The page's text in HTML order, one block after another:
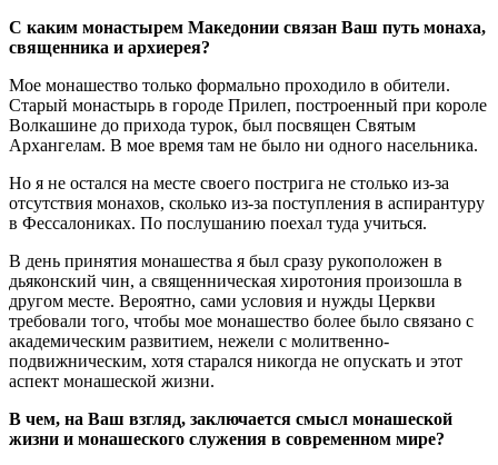
С каким монастырем Македонии связан Ваш путь монаха,
священника и архиерея?
Мое монашество только формально проходило в обители.
Старый монастырь в городе Прилеп, построенный при короле
Волкашине до прихода турок, был посвящен Святым
Архангелам. В мое время там не было ни одного насельника.
Но я не остался на месте своего пострига не столько из-за
отсутствия монахов, сколько из-за поступления в аспирантуру
в Фессалониках. По послушанию поехал туда учиться.
В день принятия монашества я был сразу рукоположен в
дьяконский чин, а священническая хиротония произошла в
другом месте. Вероятно, сами условия и нужды Церкви
требовали того, чтобы мое монашество более было связано с
академическим развитием, нежели с молитвенно-
подвижническим, хотя старался никогда не опускать и этот
аспект монашеской жизни.
В чем, на Ваш взгляд, заключается смысл монашеской
жизни и монашеского служения в современном мире?